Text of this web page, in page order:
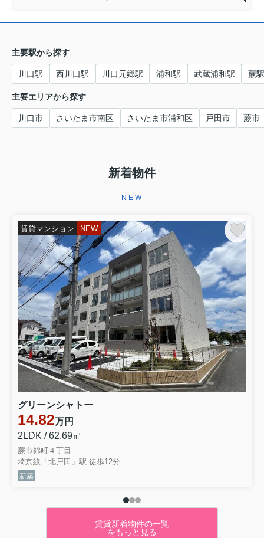
主要駅から探す
川口駅 西川口駅 川口元郷駅 浦和駅 武蔵浦和駅 蕨駅
主要エリアから探す
川口市 さいたま市南区 さいたま市浦和区 戸田市 蕨市
新着物件
NEW
賃貸マンション NEW
グリーンシャトー
14.82万円
2LDK / 62.69㎡
蕨市錦町４丁目
埼京線「北戸田」駅 徒歩12分
新築
賃貸新着物件の一覧
をもっと見る